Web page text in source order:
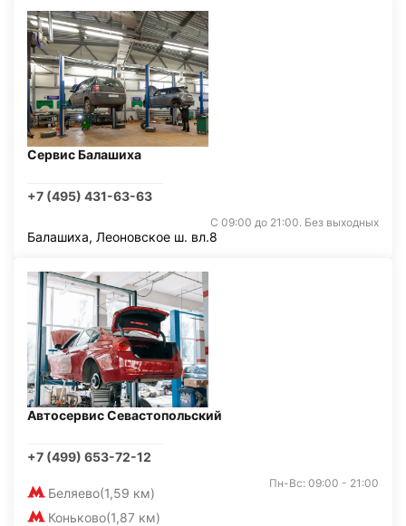
Сервис Балашиха
+7 (495) 431-63-63
С 09:00 до 21:00. Без выходных
Балашиха, Леоновское ш. вл.8
Автосервис Севастопольский
+7 (499) 653-72-12
Беляево(1,59 км)
Коньково(1,87 км)
Пн-Вс: 09:00 - 21:00